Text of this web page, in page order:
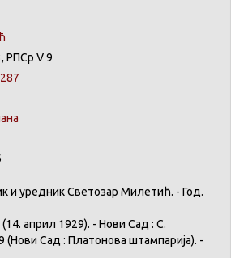
РПСр V 9
и уредникСветозар Милетић. - Год.
(14. април 1929). - Нови Сад : С.
(Нови Сад : Платонова штампарија). -